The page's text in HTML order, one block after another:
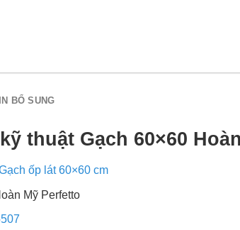
BỔ SUNG
thuật Gạch 60×60
ốp lát 60×60 cm
Mỹ Perfetto